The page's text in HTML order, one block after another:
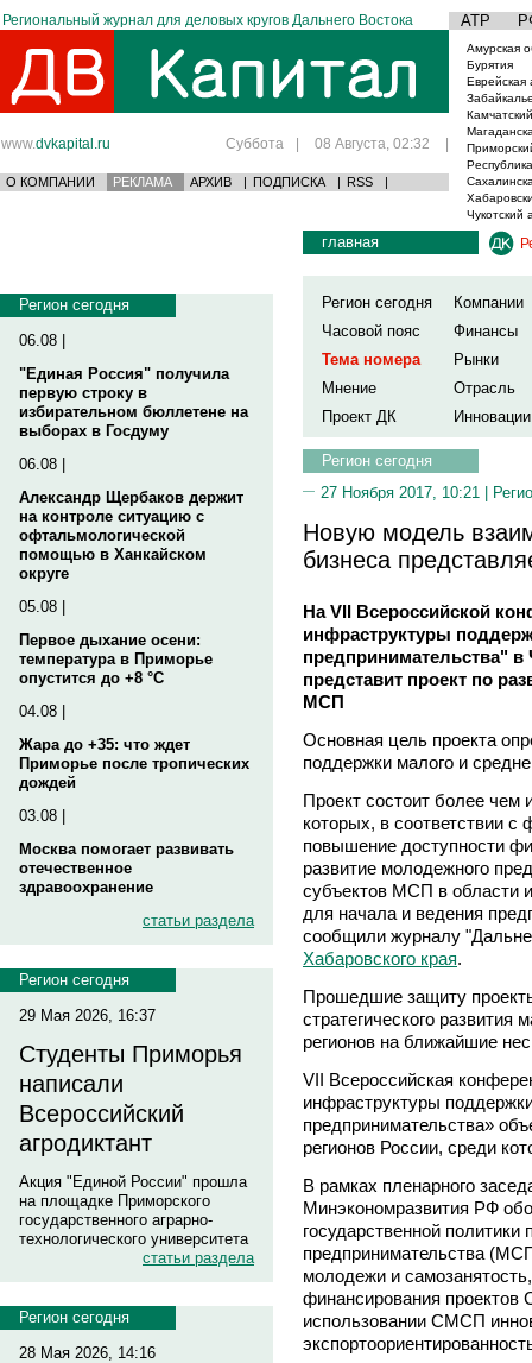
Региональный журнал для деловых кругов Дальнего Востока АТР
www.dvkapital.ru Суббота | 08 Августа, 02:32 |
О КОМПАНИИ РЕКЛАМА АРХИВ | ПОДПИСКА | RSS |
Амурская
Бурятия
Еврейская
Чукотский
Регион сегодня
06.08 |
"Единая Россия" получила
первую строку в
избирательном бюллетене на
выборах в Госдуму
06.08 |
Александр Щербаков держит
на контроле ситуацию с
офтальмологической
помощью в Ханкайском
округе
05.08 |
Первое дыхание осени:
температура в Приморье
опустится до +8 °C
04.08 |
Жара до +35: что ждет
Приморье после тропических
дождей
03.08 |
Москва помогает развивать
отечественное
здравоохранение
статьи раздела
Регион сегодня
29 Мая 2026, 16:37
Студенты Приморья
написали
Всероссийский
агродиктант
Акция "Единой России" прошла
на площадке Приморского
государственного аграрно-
технологического университета
статьи раздела
Регион сегодня
28 Мая 2026, 14:16
главная
Регион сегодня
Компании
Часовой пояс
Финансы
Тема номера
Рынки
Мнение
Отрасль
Проект ДК
Инновации
Регион сегодня
27 Ноября 2017, 10:21 |
Новую модель
бизнеса
На VII Всероссийской
инфраструктуры
предпринимательства" в
представит проект по
МСП
Основная цель проекта
поддержки малого и
Проект состоит более чем
которых, в соответствии
повышение доступности
развитие молодежного
субъектов МСП в области
для начала и ведения
сообщили журналу
Хабаровского края.
Прошедшие защиту
стратегического развития
регионов на ближайшие
VII Всероссийская
инфраструктуры
предпринимательства»
регионов России, среди
В рамках пленарного
Минэкономразвития РФ
государственной политики
предпринимательства
молодежи и
финансирования
использовании СМСП